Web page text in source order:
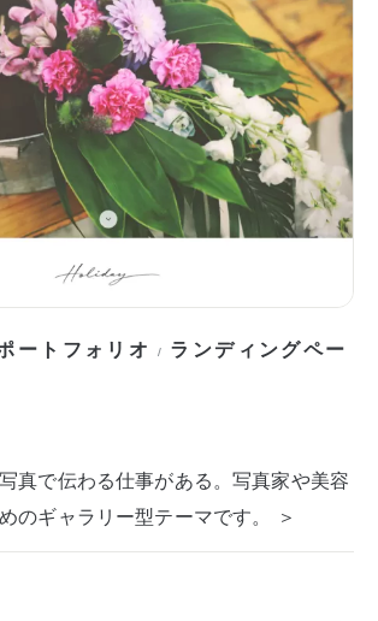
ートフォリオ / ランディングペー
真で伝わる仕事がある。写真家や美容
のギャラリー型テーマです。 ＞